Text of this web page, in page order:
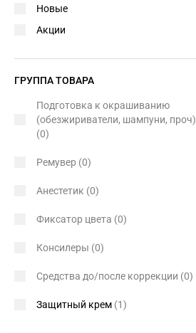
Новые
Акции
ГРУППА ТОВАРА
Подготовка к окрашиванию
(обезжириватели, шампуни, проч)
(0)
Ремувер (0)
Анестетик (0)
Фиксатор цвета (0)
Консилеры (0)
Средства до/после коррекции (0)
Защитный крем (1)